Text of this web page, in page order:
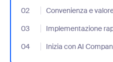
02
Convenienza e
- Jumplink to Convenienza e
03
Implementazione
- Jumplink to
04
Inizia con AI
- Jumplink to Inizia con AI